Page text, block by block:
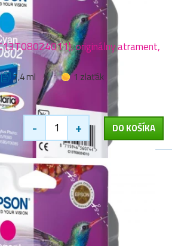
originálny atrament,
7,4 ml
1 zlaťák
- + DO KOŠÍKA